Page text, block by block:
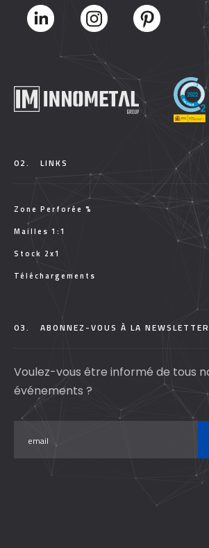
02. LINKS
Zone Perforée %
Mailles 1:1
Stock 2x1
Téléchargements
03. ABONNEZ-VOUS À LA NEWSLETTER
Voulez-vous être informé de tous
événements ?